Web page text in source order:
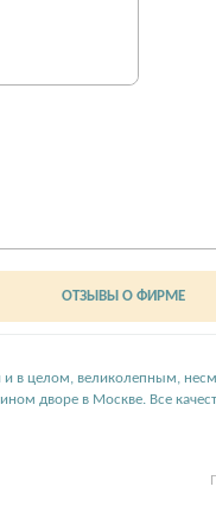
ОТЗЫВЫ О ФИРМЕ
и в целом, великолепным,
дворе в Москве. Все